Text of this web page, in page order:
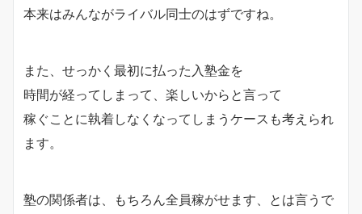
本来はみんながライバル同士のはずですね。
また、せっかく最初に払った入塾金を
時間が経ってしまって、楽しいからと言って
稼ぐことに執着しなくなってしまうケースも考えられ
ます。
塾の関係者は、もちろん全員稼がせます、とは言うで